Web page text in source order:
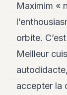
Maximim «
orbite.
Meilleur
accepter la